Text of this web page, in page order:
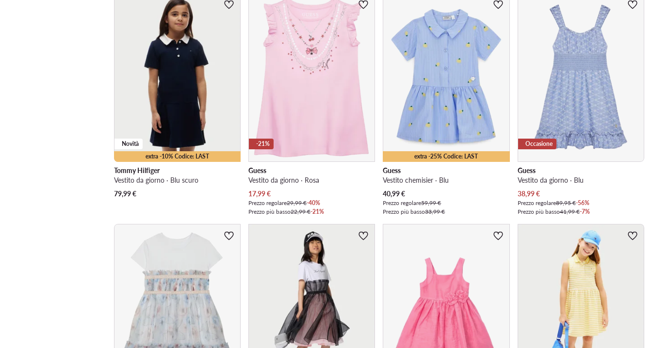
extra -10% Codice: LAST
Novità
Tommy Hilfiger
Vestito da giorno · Blu scuro
79,99€
-21%
Guess
Vestito da giorno · Rosa
Prezzo attuale
17,99€
Prezzo regolare29,99 €-40%
Prezzo più basso22,99 €-21%
extra -25% Codice: LAST
Guess
Vestito chemisier · Blu
Prezzo attuale
40,99€
Prezzo regolare59,99 €
Prezzo più basso33,99 €
Occasione
Guess
Vestito da giorno · Blu
Prezzo attuale
38,99€
Prezzo regolare89,95 €-56%
Prezzo più basso41,99 €-7%